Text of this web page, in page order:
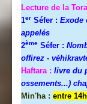
Lecture de la
1er Séfer : Exode
appelés
2ème Séfer :
offirez -
Haftara : livre du
ossements...)
Min'ha : entre